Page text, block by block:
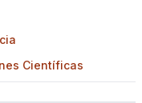
Científicas